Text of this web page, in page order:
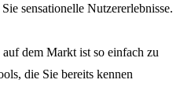
sensationelle Nutzererlebnisse.
dem Markt ist so einfach zu
die Sie bereits kennen